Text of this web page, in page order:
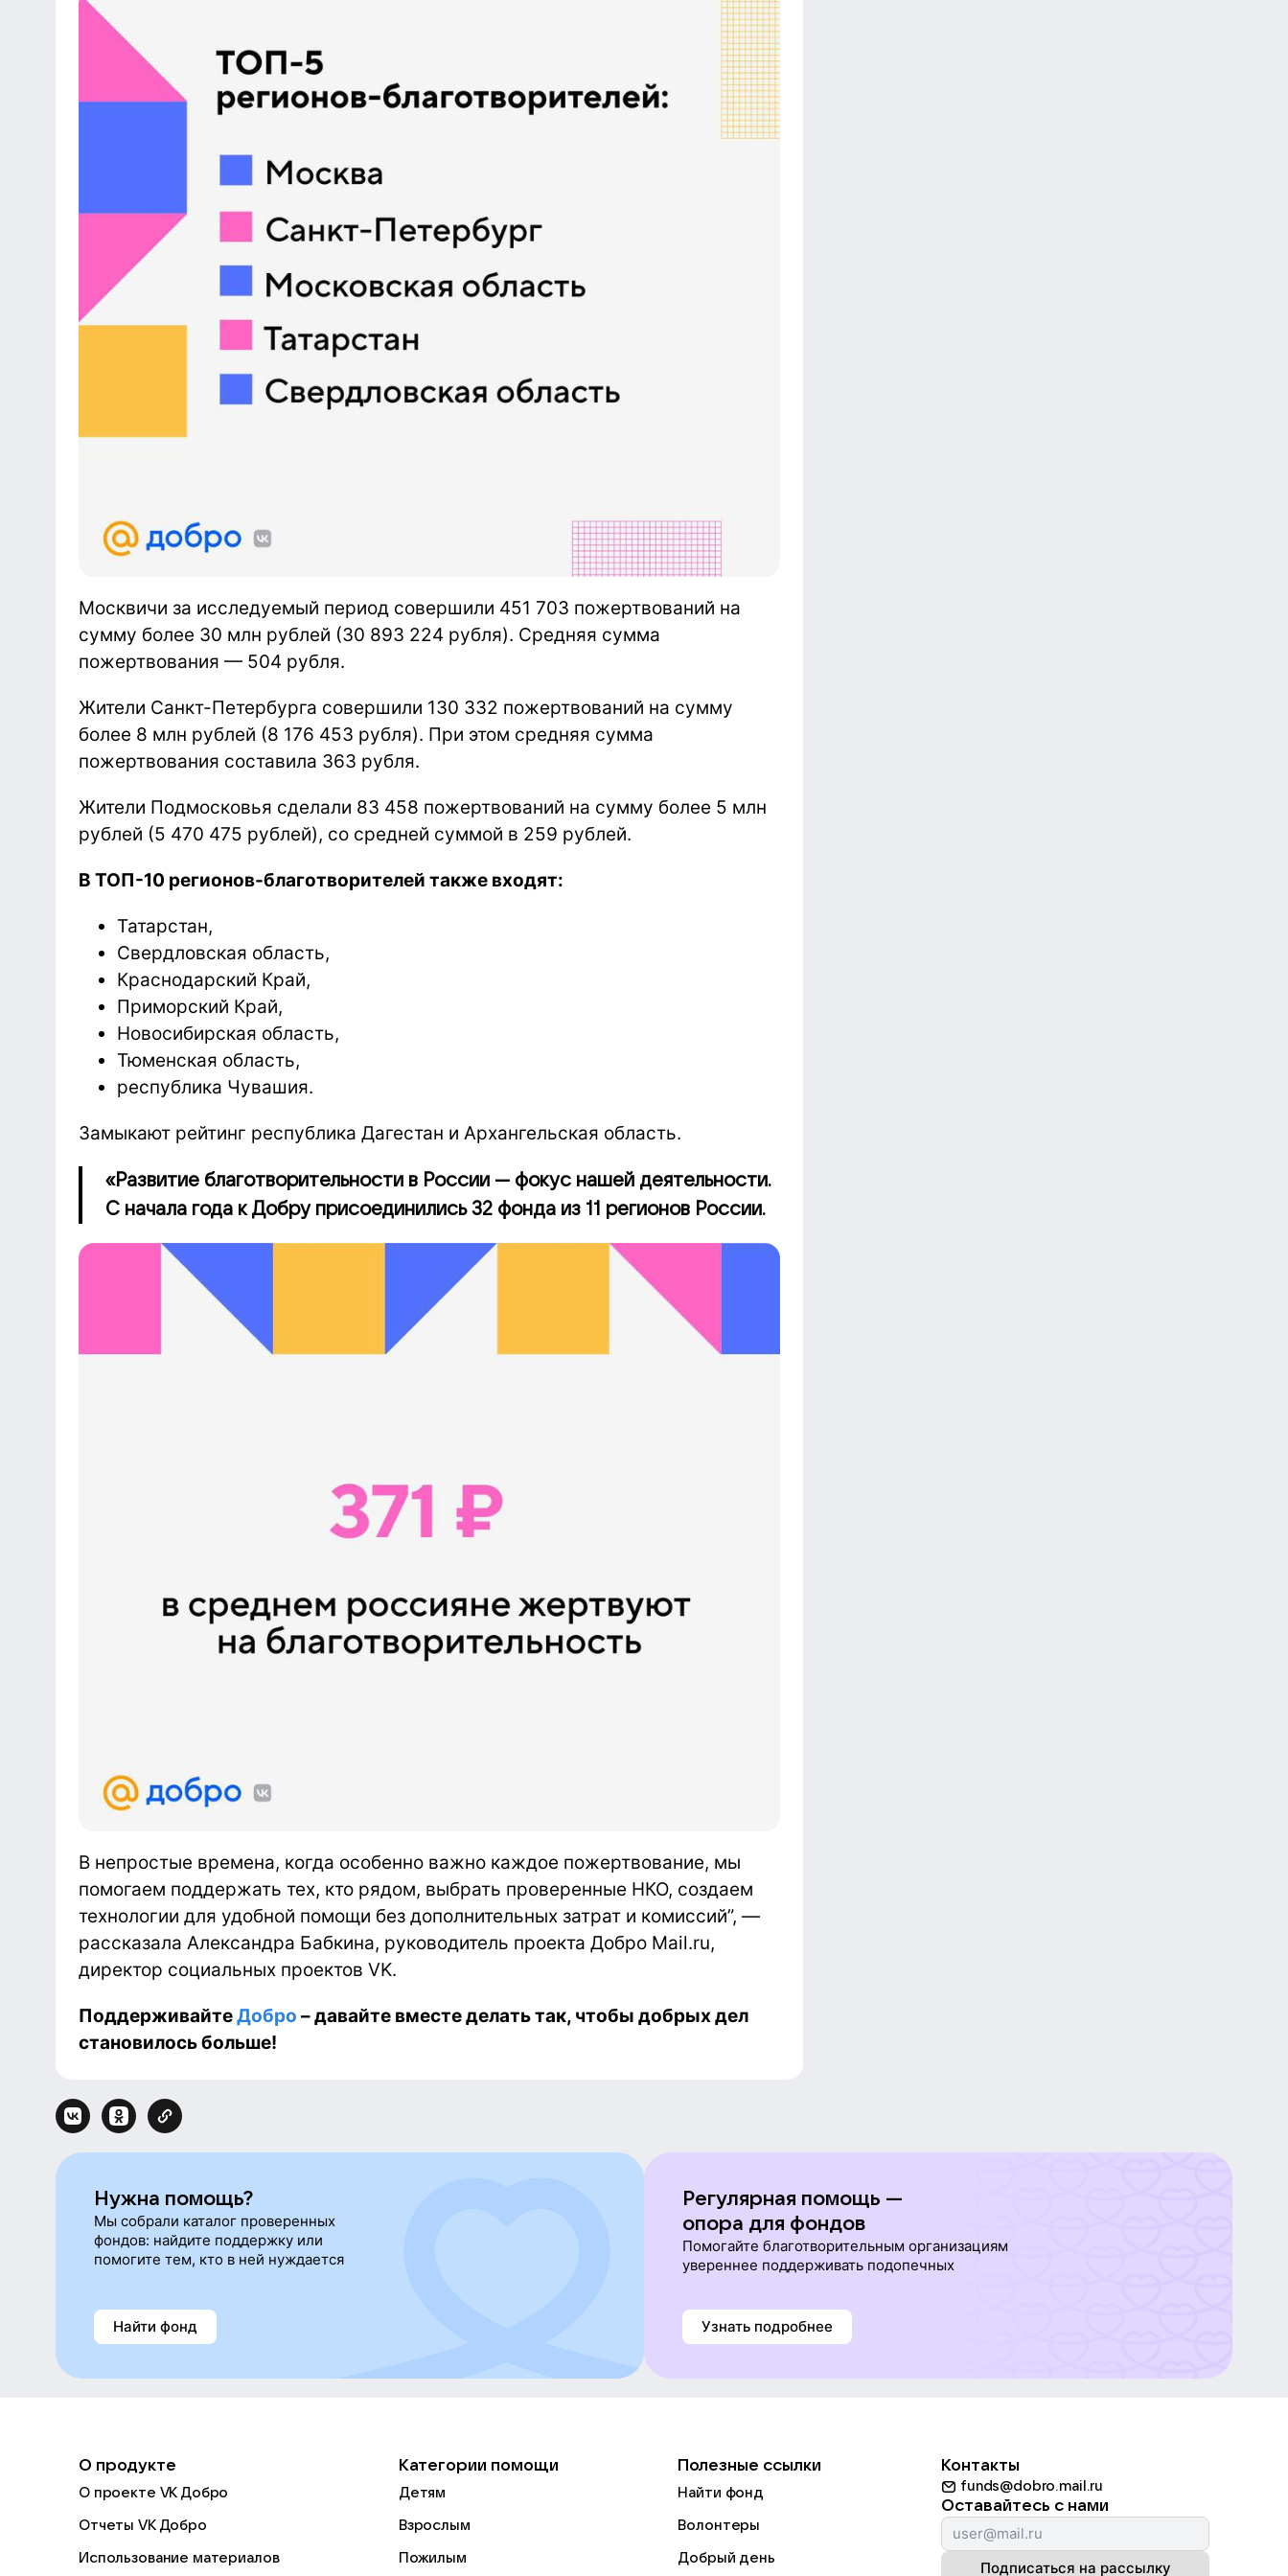
Москвичи за исследуемый период совершили 451 703 пожертвований на
сумму более 30 млн рублей (30 893 224 рубля). Средняя сумма
пожертвования — 504 рубля.
Жители Санкт-Петербурга совершили 130 332 пожертвований на сумму
более 8 млн рублей (8 176 453 рубля). При этом средняя сумма
пожертвования составила 363 рубля.
Жители Подмосковья сделали 83 458 пожертвований на сумму более 5 млн
рублей (5 470 475 рублей), со средней суммой в 259 рублей.
В ТОП-10 регионов-благотворителей также входят:
Татарстан,
Свердловская область,
Краснодарский Край,
Приморский Край,
Новосибирская область,
Тюменская область,
республика Чувашия.
Замыкают рейтинг республика Дагестан и Архангельская область.
«Развитие благотворительности в России — фокус нашей деятельности.
С начала года к Добру присоединились 32 фонда из 11 регионов России.
В непростые времена, когда особенно важно каждое пожертвование, мы
помогаем поддержать тех, кто рядом, выбрать проверенные НКО, создаем
технологии для удобной помощи без дополнительных затрат и комиссий”, —
рассказала Александра Бабкина, руководитель проекта Добро Mail.ru,
директор социальных проектов VK.
ПоддерживайтеДобро – давайте вместе делать так, чтобы добрых дел
становилось больше!
Нужна помощь?
Мы собрали каталог проверенных
фондов: найдите поддержку или
помогите тем, кто в ней нуждается
Найти фонд
Регулярная помощь —
опора для фондов
Помогайте благотворительным организациям
увереннее поддерживать подопечных
Узнать подробнее
О продукте
О проекте VK Добро
Отчеты VK Добро
Использование материалов
Категории помощи
Детям
Взрослым
Пожилым
Полезные ссылки
Найти фонд
Волонтеры
Добрый день
Контакты
funds@dobro.mail.ru
Оставайтесь с нами
Подписаться на рассылку